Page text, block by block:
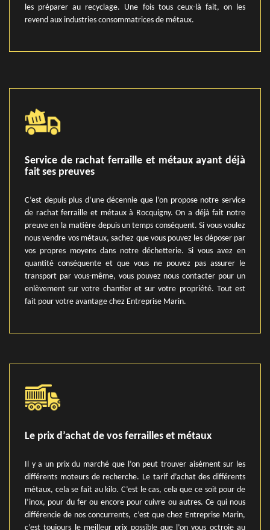
les préparer au recyclage. Une fois tous ceux-là fait, on les
revend aux industries consommatrices de métaux.
Service de rachat ferraille et métaux ayant déjà
fait ses preuves
C’est depuis plus d’une décennie que l’on propose notre service
de rachat ferraille et métaux à Rocquigny. On a déjà fait notre
preuve en la matière depuis un temps conséquent. Si vous voulez
nous vendre vos métaux, sachez que vous pouvez les déposer par
vos propres moyens dans notre déchetterie. Si vous avez en
quantité conséquente et que vous ne pouvez pas assurer le
transport par vous-même, vous pouvez nous contacter pour un
enlèvement sur votre chantier et sur votre propriété. Tout est
fait pour votre avantage chez Entreprise Marin.
Le prix d’achat de vos ferrailles et métaux
Il y a un prix du marché que l’on peut trouver aisément sur les
différents moteurs de recherche. Le tarif d’achat des différents
métaux, cela se fait au kilo. C’est le cas, cela que ce soit pour de
l’inox, pour du fer ou encore pour cuivre ou autres. Ce qui nous
différencie de nos concurrents, c’est que chez Entreprise Marin,
c’est toujours le meilleur prix possible que l’on vous octroie au